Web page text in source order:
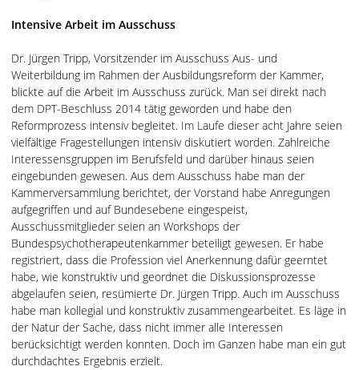
Intensive Arbeit im Ausschuss
Dr. Jürgen Tripp, Vorsitzender im Ausschuss Aus- und
Weiterbildung im Rahmen der Ausbildungsreform der Kammer,
blickte auf die Arbeit im Ausschuss zurück. Man sei direkt nach
dem DPT-Beschluss 2014 tätig geworden und habe den
Reformprozess intensiv begleitet. Im Laufe dieser acht Jahre seien
vielfältige Fragestellungen intensiv diskutiert worden. Zahlreiche
Interessensgruppen im Berufsfeld und darüber hinaus seien
eingebunden gewesen. Aus dem Ausschuss habe man der
Kammerversammlung berichtet, der Vorstand habe Anregungen
aufgegriffen und auf Bundesebene eingespeist,
Ausschussmitglieder seien an Workshops der
Bundespsychotherapeutenkammer beteiligt gewesen. Er habe
registriert, dass die Profession viel Anerkennung dafür geerntet
habe, wie konstruktiv und geordnet die Diskussionsprozesse
abgelaufen seien, resümierte Dr. Jürgen Tripp. Auch im Ausschuss
habe man kollegial und konstruktiv zusammengearbeitet. Es läge in
der Natur der Sache, dass nicht immer alle Interessen
berücksichtigt werden konnten. Doch im Ganzen habe man ein gut
durchdachtes Ergebnis erzielt.